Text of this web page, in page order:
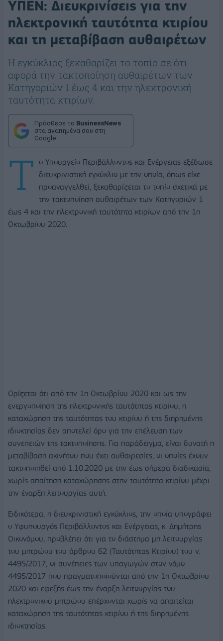
ΥΠΕΝ: Διευκρινίσεις για την
ηλεκτρονική ταυτότητα κτιρίου
και τη μεταβίβαση αυθαιρέτων
Η εγκύκλιος ξεκαθαρίζει το τοπίο σε ότι
αφορά την τακτοποίηση αυθαιρέτων των
Κατηγοριών 1 έως 4 και την ηλεκτρονική
ταυτότητα κτιρίων.
Πρόσθεσε το BusinessNews
στα αγαπημένα σου στη
Google
T
ο Υπουργείο Περιβάλλοντος και Ενέργειας εξέδωσε
διευκρινιστική εγκύκλιο με την οποία, όπως είχε
προαναγγελθεί, ξεκαθαρίζεται το τοπίο σχετικά με
την τακτοποίηση αυθαιρέτων των Κατηγοριών 1
έως 4 και την ηλεκτρονική ταυτότητα κτιρίων από την 1η
Οκτωβρίου 2020.
Ορίζεται ότι από την 1η Οκτωβρίου 2020 και ως την
ενεργοποίηση της ηλεκτρονικής ταυτότητας κτιρίου, η
καταχώρηση της ταυτότητας του κτιρίου ή της διηρημένης
ιδιοκτησίας δεν αποτελεί όρο για την επέλευση των
συνεπειών της τακτοποίησης. Για παράδειγμα, είναι δυνατή η
μεταβίβαση ακινήτου που έχει αυθαιρεσίες, οι οποίες έχουν
τακτοποιηθεί από 1.10.2020 με την έως σήμερα διαδικασία,
χωρίς απαίτηση καταχώρησης στην ταυτότητα κτιρίου μέχρι
την έναρξη λειτουργίας αυτή.
Ειδικότερα, η διευκρινιστική εγκύκλιος, την οποία υπογράφει
ο Υφυπουργός Περιβάλλοντος και Ενέργειας, κ. Δημήτρης
Οικονόμου, προβλέπει ότι για το διάστημα μη λειτουργίας
του μητρώου του άρθρου 62 (Ταυτότητας Κτιρίου) του ν.
4495/2017, οι συνέπειες των υπαγωγών στον νόμο
4495/2017 που πραγματοποιούνται από την 1η Οκτωβρίου
2020 και εφεξής έως την έναρξη λειτουργίας του
ηλεκτρονικού μητρώου επέρχονται χωρίς να απαιτείται
καταχώρηση της ταυτότητας κτιρίου ή της διηρημένης
ιδιοκτησίας.